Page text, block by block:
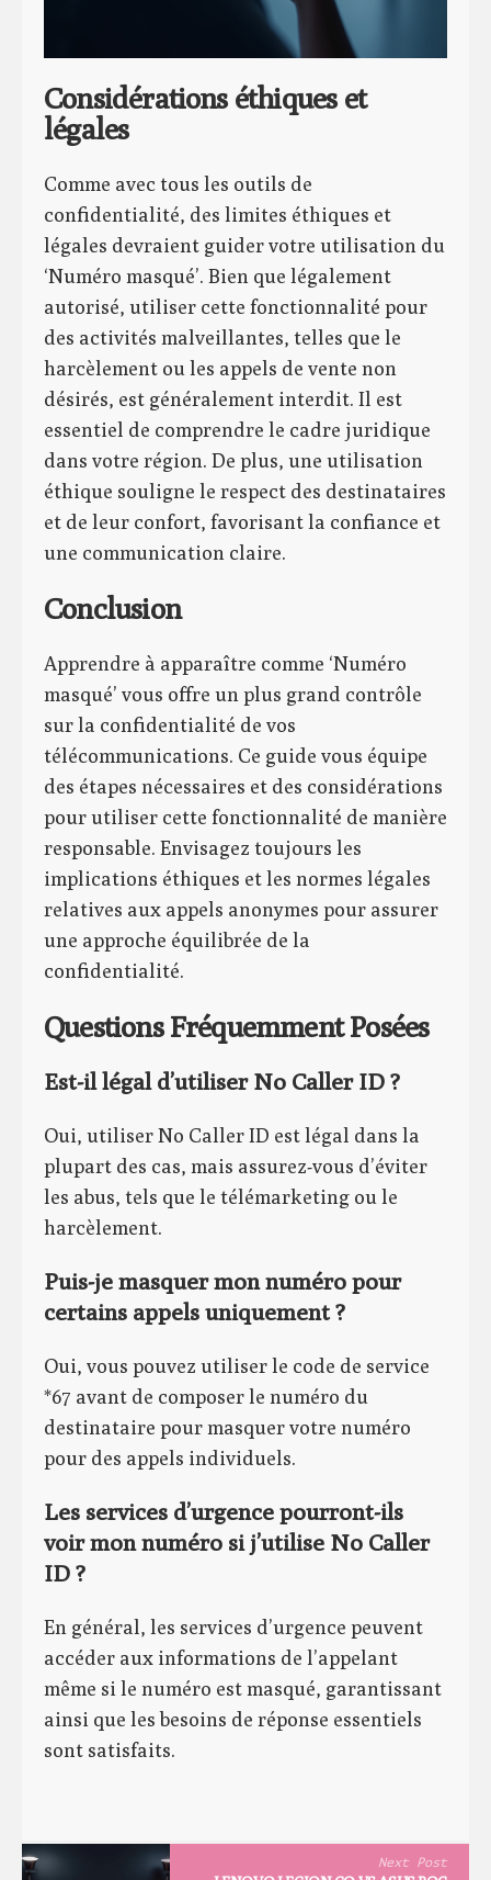
Considérations éthiques et
légales
Comme avec tous les outils de
confidentialité, des limites éthiques et
légales devraient guider votre utilisation du
‘Numéro masqué’. Bien que légalement
autorisé, utiliser cette fonctionnalité pour
des activités malveillantes, telles que le
harcèlement ou les appels de vente non
désirés, est généralement interdit. Il est
essentiel de comprendre le cadre juridique
dans votre région. De plus, une utilisation
éthique souligne le respect des destinataires
et de leur confort, favorisant la confiance et
une communication claire.
Conclusion
Apprendre à apparaître comme ‘Numéro
masqué’ vous offre un plus grand contrôle
sur la confidentialité de vos
télécommunications. Ce guide vous équipe
des étapes nécessaires et des considérations
pour utiliser cette fonctionnalité de manière
responsable. Envisagez toujours les
implications éthiques et les normes légales
relatives aux appels anonymes pour assurer
une approche équilibrée de la
confidentialité.
Questions Fréquemment Posées
Est-il légal d’utiliser No Caller ID ?
Oui, utiliser No Caller ID est légal dans la
plupart des cas, mais assurez-vous d’éviter
les abus, tels que le télémarketing ou le
harcèlement.
Puis-je masquer mon numéro pour
certains appels uniquement ?
Oui, vous pouvez utiliser le code de service
*67 avant de composer le numéro du
destinataire pour masquer votre numéro
pour des appels individuels.
Les services d’urgence pourront-ils
voir mon numéro si j’utilise No Caller
ID ?
En général, les services d’urgence peuvent
accéder aux informations de l’appelant
même si le numéro est masqué, garantissant
ainsi que les besoins de réponse essentiels
sont satisfaits.
Next Post